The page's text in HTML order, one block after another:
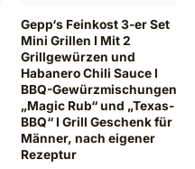
Gepp‘s Feinkost 3-er Set
Mini Grillen I Mit 2
Grillgewürzen und
Habanero Chili Sauce I
BBQ-Gewürzmischungen
„Magic Rub“ und „Texas-
BBQ“ I Grill Geschenk für
Männer, nach eigener
Rezeptur